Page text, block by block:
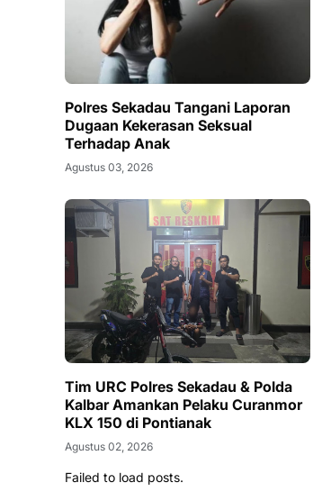
Polres Sekadau Tangani Laporan
Dugaan Kekerasan Seksual
Terhadap Anak
Agustus 03, 2026
Tim URC Polres Sekadau & Polda
Kalbar Amankan Pelaku Curanmor
KLX 150 di Pontianak
Agustus 02, 2026
Failed to load posts.